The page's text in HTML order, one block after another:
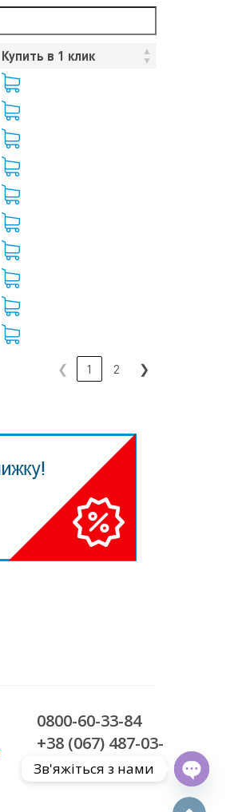
Купить в 1 клик
❮ 1 2 ❯
0800-60-33-84
+38 (067) 487-03-
44
Зв'яжіться з нами
Open